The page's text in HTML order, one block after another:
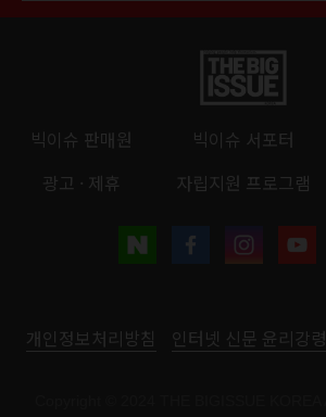
빅이슈 판매원 빅이슈 서포터
광고 · 제휴
자립지원 프로그램
개인정보처리방침 인터넷 신문 윤리강령